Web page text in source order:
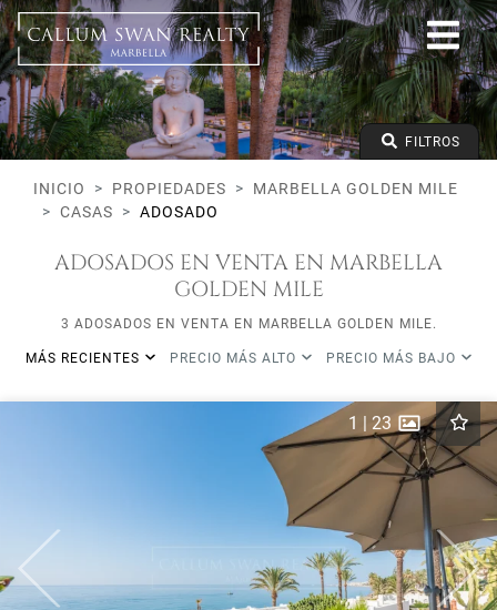
Todos los Lifestyles
Marbella Golden Mile
Todas las subareas
Todos los tipos
Precio desde
Precio hasta
Dormitorios mínimos FILTROS
INICIO PROPIEDADES
MARBELLA GOLDEN MILE
CASAS
ADOSADO
ADOSADOS EN VENTA EN MARBELLA
GOLDEN MILE
3 ADOSADOS EN VENTA EN MARBELLA GOLDEN MILE.
MÁS RECIENTES PRECIO MÁS ALTO PRECIO MÁS BAJO
Next
1 | 23